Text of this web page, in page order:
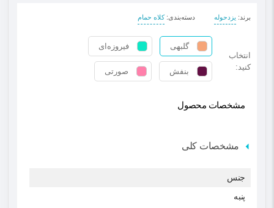
برند : یزدحوله دسته‌بندی:کلاه حمام
انتخاب
کنید:
گلبهی فیروزه‌ای
بنفش صورتی
مشخصات محصول
مشخصات کلی
جنس
پنبه